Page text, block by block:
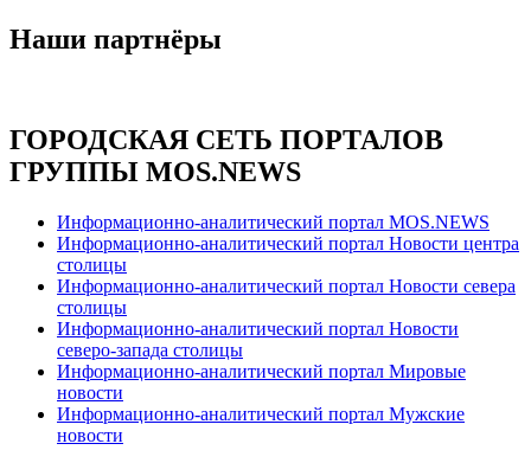
Наши партнёры
ГОРОДСКАЯ СЕТЬ ПОРТАЛОВ
ГРУППЫ MOS.NEWS
Информационно-аналитический портал MOS.NEWS
Информационно-аналитический портал Новости центра
столицы
Информационно-аналитический портал Новости севера
столицы
Информационно-аналитический портал Новости
северо-запада столицы
Информационно-аналитический портал Мировые
новости
Информационно-аналитический портал Мужские
новости